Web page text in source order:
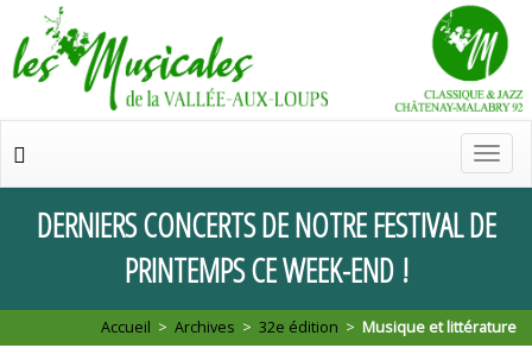
de
DERNIERSCONCERTSDENOTREFESTIVALDE
PRINTEMPSCEWEEK-END !
Accueil >Archives >32e édition >Musique et littérature